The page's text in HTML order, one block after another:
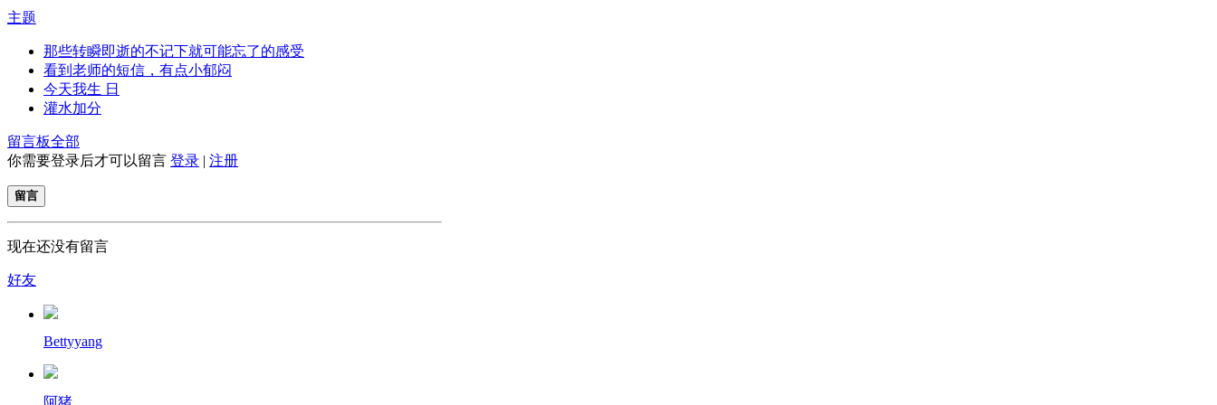
主题
那些转瞬即逝的不记下就可能忘了的感受
看到老师的短信，有点小郁闷
今天我生 日
灌水加分
留言板全部
你需要登录后才可以留言 登录 | 注册
留言
现在还没有留言
好友
Bettyyang
阿猪